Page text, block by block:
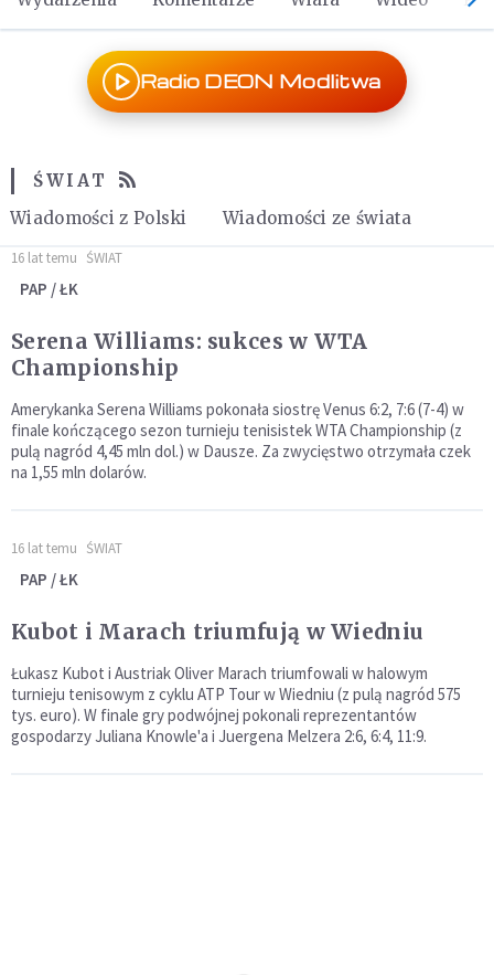
Radio DEON Modlitwa
ŚWIAT
Wiadomości z Polski
Wiadomości ze świata
16 lat temu ŚWIAT
PAP / ŁK
Serena Williams: sukces w WTA
Championship
Amerykanka Serena Williams pokonała siostrę Venus 6:2, 7:6 (7-4) w
finale kończącego sezon turnieju tenisistek WTA Championship (z
pulą nagród 4,45 mln dol.) w Dausze. Za zwycięstwo otrzymała czek
na 1,55 mln dolarów.
16 lat temu ŚWIAT
PAP / ŁK
Kubot i Marach triumfują w Wiedniu
Łukasz Kubot i Austriak Oliver Marach triumfowali w halowym
turnieju tenisowym z cyklu ATP Tour w Wiedniu (z pulą nagród 575
tys. euro). W finale gry podwójnej pokonali reprezentantów
gospodarzy Juliana Knowle'a i Juergena Melzera 2:6, 6:4, 11:9.